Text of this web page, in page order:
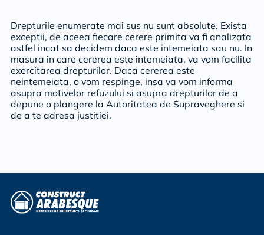
Drepturile enumerate mai sus nu sunt absolute. Exista
exceptii, de aceea fiecare cerere primita va fi analizata
astfel incat sa decidem daca este intemeiata sau nu. In
masura in care cererea este intemeiata, va vom facilita
exercitarea drepturilor. Daca cererea este
neintemeiata, o vom respinge, insa va vom informa
asupra motivelor refuzului si asupra drepturilor de a
depune o plangere la Autoritatea de Supraveghere si
de a te adresa justitiei.